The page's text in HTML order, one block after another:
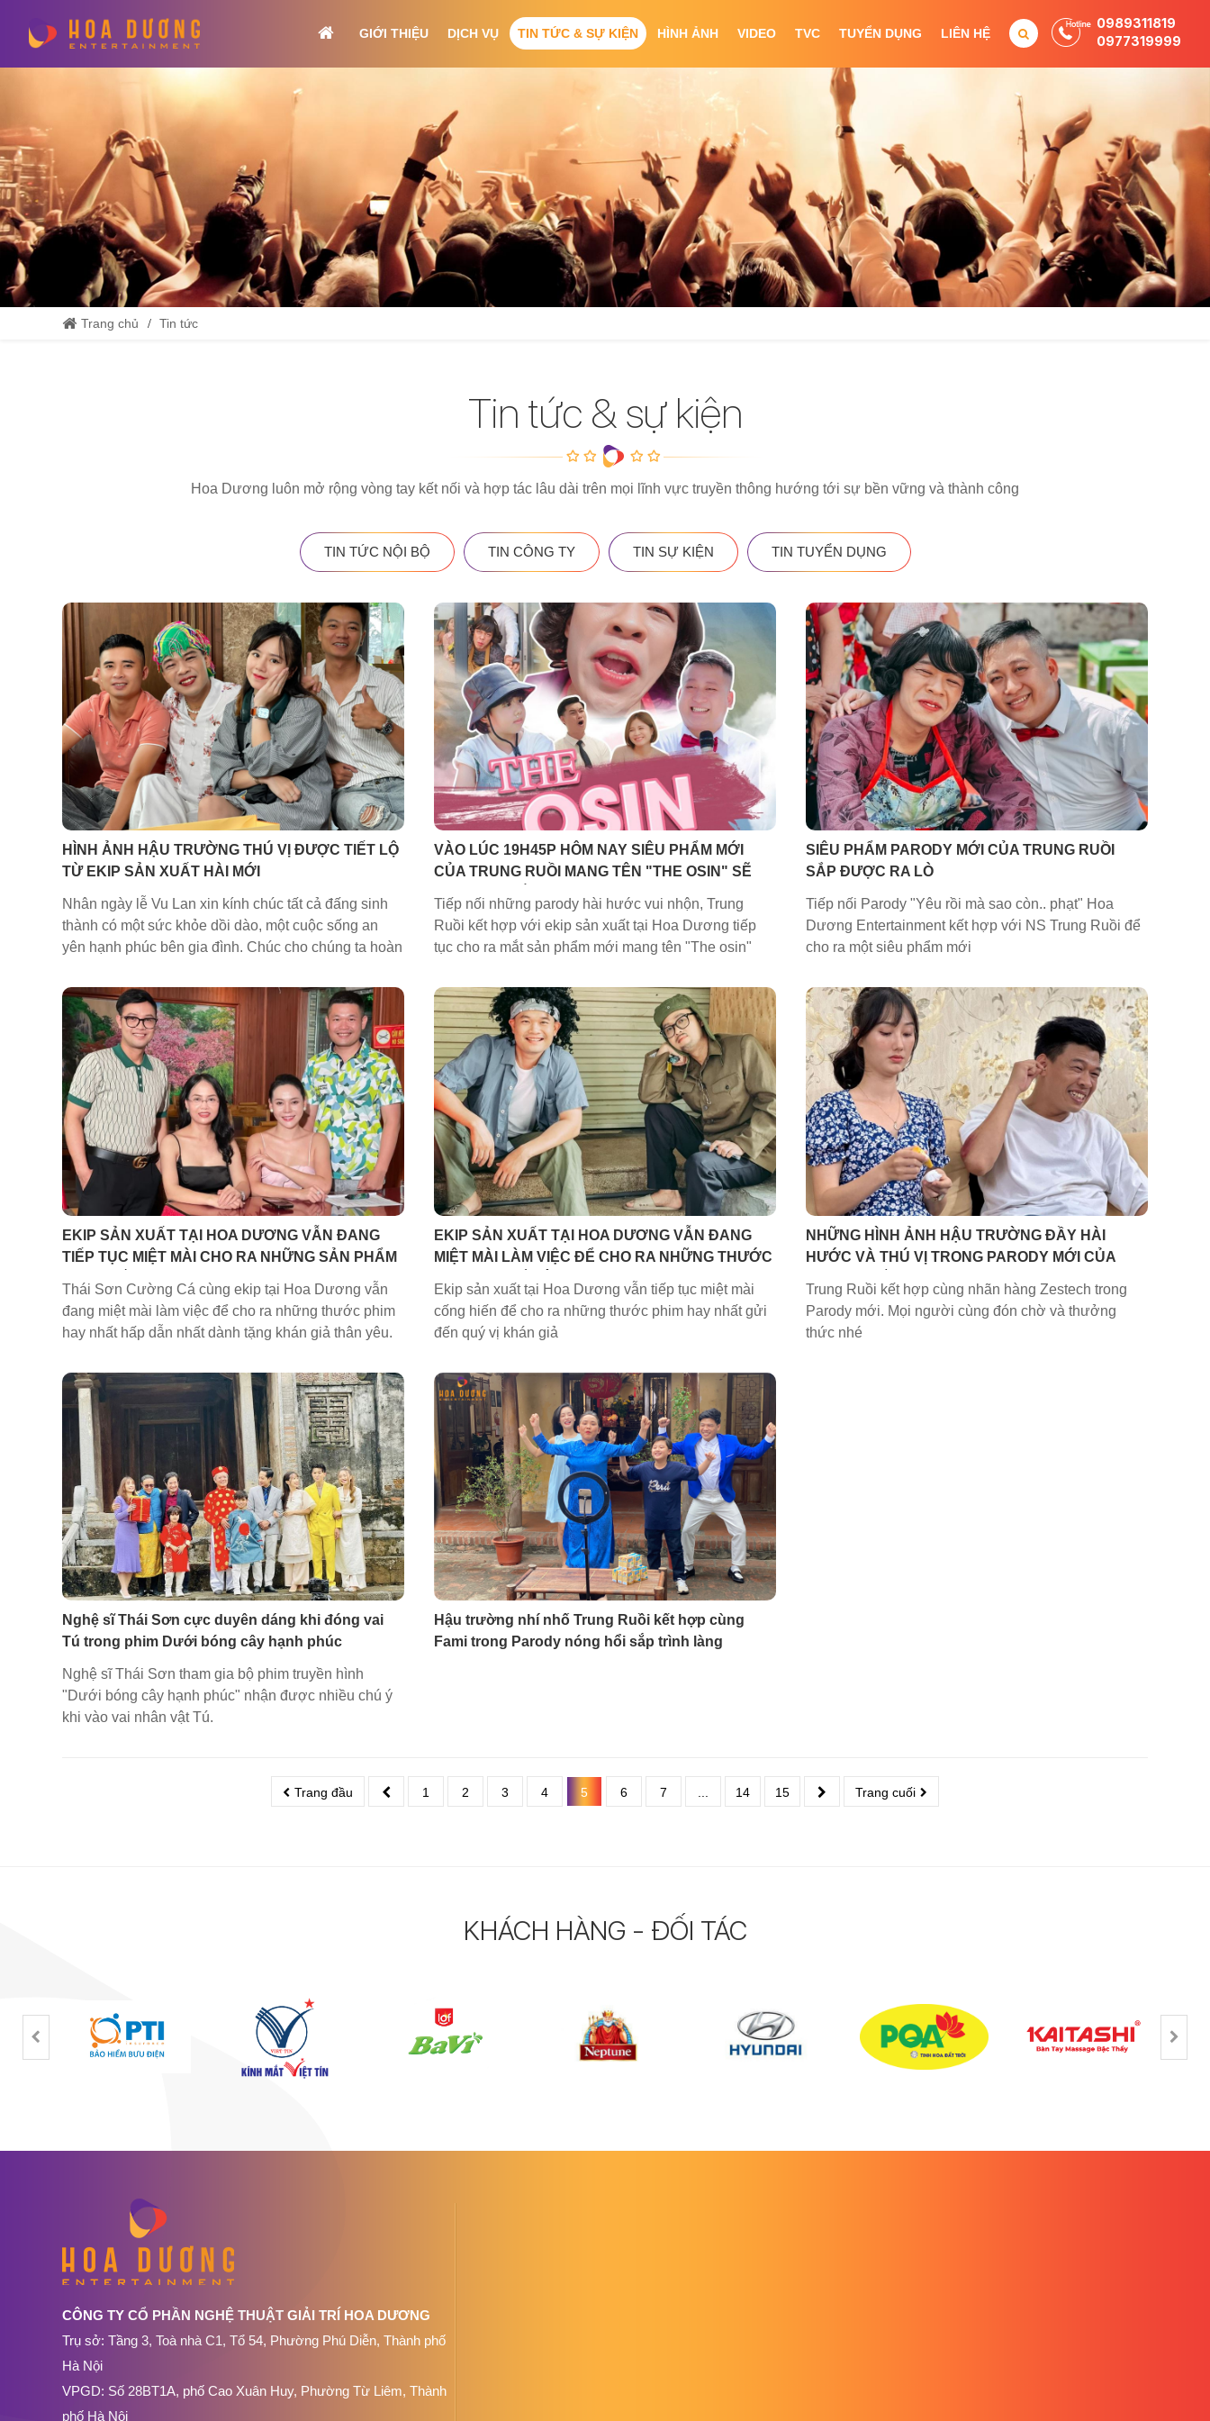
GIỚI THIỆU DỊCH VỤ TIN TỨC & SỰ KIỆN HÌNH ẢNH VIDEO TVC TUYỂN DỤNG LIÊN HỆ
0989311819
0977319999
Trang chủ Tin tức
Tin tức & sự kiện
Hoa Dương luôn mở rộng vòng tay kết nối và hợp tác lâu dài trên mọi lĩnh vực truyền thông hướng tới sự bền vững và thành công
TIN TỨC NỘI BỘ TIN CÔNG TY TIN SỰ KIỆN TIN TUYỂN DỤNG
HÌNH ẢNH HẬU TRƯỜNG THÚ VỊ ĐƯỢC TIẾT LỘ
TỪ EKIP SẢN XUẤT HÀI MỚI
Nhân ngày lễ Vu Lan xin kính chúc tất cả đấng sinh
thành có một sức khỏe dồi dào, một cuộc sống an
yên hạnh phúc bên gia đình. Chúc cho chúng ta hoàn
tụ xum họp cùng những người thân yêu ❤️
VÀO LÚC 19H45P HÔM NAY SIÊU PHẨM MỚI
CỦA TRUNG RUỒI MANG TÊN "THE OSIN" SẼ
Tiếp nối những parody hài hước vui nhộn, Trung
Ruồi kết hợp với ekip sản xuất tại Hoa Dương tiếp
tục cho ra mắt sản phẩm mới mang tên "The osin"
SIÊU PHẨM PARODY MỚI CỦA TRUNG RUỒI
SẮP ĐƯỢC RA LÒ
Tiếp nối Parody "Yêu rồi mà sao còn.. phạt" Hoa
Dương Entertainment kết hợp với NS Trung Ruồi để
cho ra một siêu phẩm mới
EKIP SẢN XUẤT TẠI HOA DƯƠNG VẪN ĐANG
TIẾP TỤC MIỆT MÀI CHO RA NHỮNG SẢN PHẨM
Thái Sơn Cường Cá cùng ekip tại Hoa Dương vẫn
đang miệt mài làm việc để cho ra những thước phim
hay nhất hấp dẫn nhất dành tặng khán giả thân yêu.
EKIP SẢN XUẤT TẠI HOA DƯƠNG VẪN ĐANG
MIỆT MÀI LÀM VIỆC ĐỂ CHO RA NHỮNG THƯỚC
Ekip sản xuất tại Hoa Dương vẫn tiếp tục miệt mài
cống hiến để cho ra những thước phim hay nhất gửi
đến quý vị khán giả
NHỮNG HÌNH ẢNH HẬU TRƯỜNG ĐẦY HÀI
HƯỚC VÀ THÚ VỊ TRONG PARODY MỚI CỦA
Trung Ruồi kết hợp cùng nhãn hàng Zestech trong
Parody mới. Mọi người cùng đón chờ và thưởng
thức nhé
Nghệ sĩ Thái Sơn cực duyên dáng khi đóng vai
Tú trong phim Dưới bóng cây hạnh phúc
Nghệ sĩ Thái Sơn tham gia bộ phim truyền hình
"Dưới bóng cây hạnh phúc" nhận được nhiều chú ý
khi vào vai nhân vật Tú.
Hậu trường nhí nhố Trung Ruồi kết hợp cùng
Fami trong Parody nóng hổi sắp trình làng
Trang đầu 1 2 3 4 5 6 7 14 15 Trang cuối
KHÁCH HÀNG - ĐỐI TÁC
CÔNG TY CỔ PHẦN NGHỆ THUẬT GIẢI TRÍ HOA DƯƠNG
Trụ sở: Tầng 3, Toà nhà C1, Tổ 54, Phường Phú Diễn, Thành phố
Hà Nội
VPGD: Số 28BT1A, phố Cao Xuân Huy, Phường Từ Liêm, Thành
phố Hà Nội